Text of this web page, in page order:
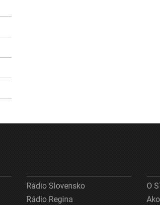
Rádio Slovensko
Rádio Regina
O